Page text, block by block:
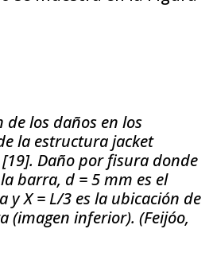
de los daños en los
la estructura jacket
Daño por fisura donde
barra, d = 5 mm es el
y X = L/3 es la ubicación de
(imagen inferior). (Feijóo,